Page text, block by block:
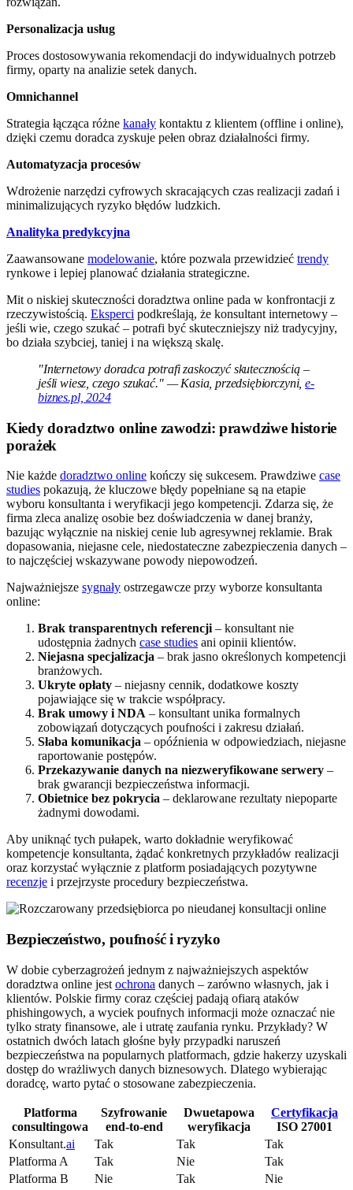
Personalizacja usług
Proces dostosowywania rekomendacji do indywidualnych potrzeb
firmy, oparty na analizie setek danych.
Omnichannel
Strategia łącząca różne kanały kontaktu z klientem (offline i online),
dzięki czemu doradca zyskuje pełen obraz działalności firmy.
Automatyzacja procesów
Wdrożenie narzędzi cyfrowych skracających czas realizacji zadań i
minimalizujących ryzyko błędów ludzkich.
Analityka predykcyjna
Zaawansowane modelowanie, które pozwala przewidzieć trendy
rynkowe i lepiej planować działania strategiczne.
Mit o niskiej skuteczności doradztwa online pada w konfrontacji z
rzeczywistością. Eksperci podkreślają, że konsultant internetowy –
jeśli wie, czego szukać – potrafi być skuteczniejszy niż tradycyjny,
bo działa szybciej, taniej i na większą skalę.
"Internetowy doradca potrafi zaskoczyć skutecznością –
jeśli wiesz, czego szukać." — Kasia, przedsiębiorczyni,e-
biznes.pl, 2024
Kiedy doradztwo online zawodzi: prawdziwe historie
porażek
Nie każde doradztwo online kończy się sukcesem. Prawdziwe case
studies pokazują, że kluczowe błędy popełniane są na etapie
wyboru konsultanta i weryfikacji jego kompetencji. Zdarza się, że
firma zleca analizę osobie bez doświadczenia w danej branży,
bazując wyłącznie na niskiej cenie lub agresywnej reklamie. Brak
dopasowania, niejasne cele, niedostateczne zabezpieczenia danych –
to najczęściej wskazywane powody niepowodzeń.
Najważniejsze sygnały ostrzegawcze przy wyborze konsultanta
online:
Brak transparentnych referencji – konsultant nie
udostępnia żadnych case studies ani opinii klientów.
Niejasna specjalizacja – brak jasno określonych kompetencji
branżowych.
Ukryte opłaty – niejasny cennik, dodatkowe koszty
pojawiające się w trakcie współpracy.
Brak umowy i NDA – konsultant unika formalnych
zobowiązań dotyczących poufności i zakresu działań.
Słaba komunikacja – opóźnienia w odpowiedziach, niejasne
raportowanie postępów.
Przekazywanie danych na niezweryfikowane serwery –
brak gwarancji bezpieczeństwa informacji.
Obietnice bez pokrycia – deklarowane rezultaty niepoparte
żadnymi dowodami.
Aby uniknąć tych pułapek, warto dokładnie weryfikować
kompetencje konsultanta, żądać konkretnych przykładów realizacji
oraz korzystać wyłącznie z platform posiadających pozytywne
recenzje i przejrzyste procedury bezpieczeństwa.
Bezpieczeństwo, poufność i ryzyko
W dobie cyberzagrożeń jednym z najważniejszych aspektów
doradztwa online jest ochrona danych – zarówno własnych, jak i
klientów. Polskie firmy coraz częściej padają ofiarą ataków
phishingowych, a wyciek poufnych informacji może oznaczać nie
tylko straty finansowe, ale i utratę zaufania rynku. Przykłady? W
ostatnich dwóch latach głośne były przypadki naruszeń
bezpieczeństwa na popularnych platformach, gdzie hakerzy uzyskali
dostęp do wrażliwych danych biznesowych. Dlatego wybierając
doradcę, warto pytać o stosowane zabezpieczenia.
Platforma
consultingowa
Szyfrowanie
end-to-end
Dwuetapowa
weryfikacja
Certyfikacja
ISO 27001
Konsultant.ai Tak Tak
Tak
Platforma A
Tak Nie
Tak
Platforma B
Nie Tak Nie